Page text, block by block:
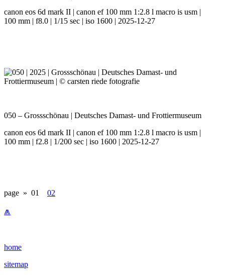
canon eos 6d mark II | canon ef 100 mm 1:2.8 l macro is usm |
100 mm | f8.0 | 1/15 sec | iso 1600 | 2025-12-27
050 – Grossschönau | Deutsches Damast- und Frottiermuseum
canon eos 6d mark II | canon ef 100 mm 1:2.8 l macro is usm |
100 mm | f2.8 | 1/200 sec | iso 1600 | 2025-12-27
page » 01 02
⩕
home
sitemap